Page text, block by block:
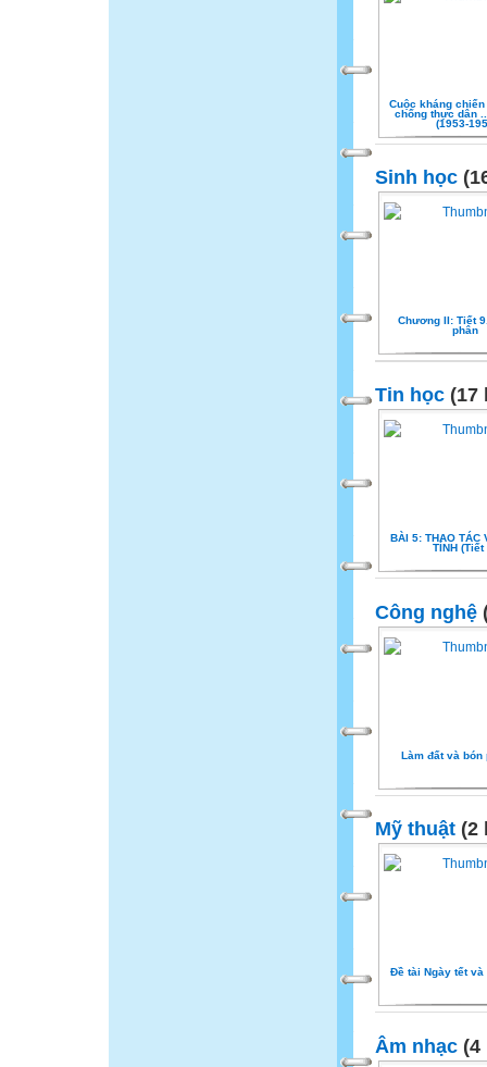
Cuộc kháng
chống thực dân
(1953-
Sinh học
Chương II: Tiết
phân
Tin học (17
BÀI 5: THAO TÁC
TÍNH (Tiết
Công nghệ
Làm đất và bón
Mỹ thuật (2
Đề tài Ngày tết và
Âm nhạc (4